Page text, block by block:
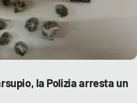
la Polizia arresta un